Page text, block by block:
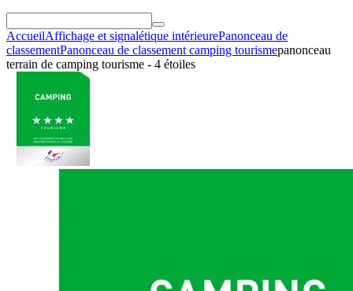
AccueilAffichage et signalétique intérieurePanonceau de
classementPanonceau de classement camping tourismepanonceau
terrain de camping tourisme - 4 étoiles